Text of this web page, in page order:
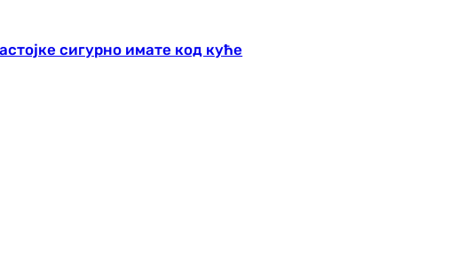
сигурно имате код куће